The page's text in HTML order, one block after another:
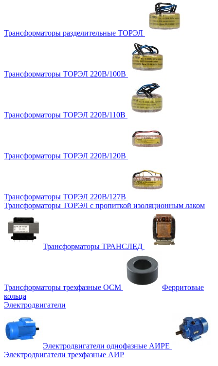
Трансформаторы разделительные ТОРЭЛ
Трансформаторы ТОРЭЛ 220В/100В
Трансформаторы ТОРЭЛ 220В/110В
Трансформаторы ТОРЭЛ 220В/120В
Трансформаторы ТОРЭЛ 220В/127В
Трансформаторы ТОРЭЛ с пропиткой изоляционным лаком
Трансформаторы ТРАНСЛЕД
Трансформаторы трехфазные ОСМ
Ферритовые
кольца
Электродвигатели
Электродвигатели однофазные АИРЕ
Электродвигатели трехфазные АИР